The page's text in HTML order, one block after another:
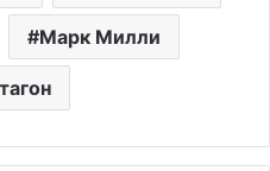
Марк Милли